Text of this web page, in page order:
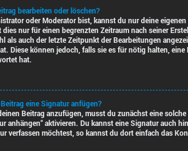
bearbeiten oder löschen?
oder Moderator bist, kannst du nur deine
nur für einen begrenzten Zeitraum nach seiner
als auch der letzte Zeitpunkt der Bearbeitungen
Diese können jedoch, falls sie es für nötig halten,
hat.
eine Signatur anfügen?
Beitrag anzufügen, musst du zunächst eine
anhängen“ aktivieren. Du kannst eine Signatur auch
verfassen möchtest, so kannst du dort einfach das